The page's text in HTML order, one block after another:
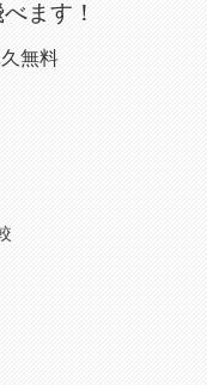
ます！
無料